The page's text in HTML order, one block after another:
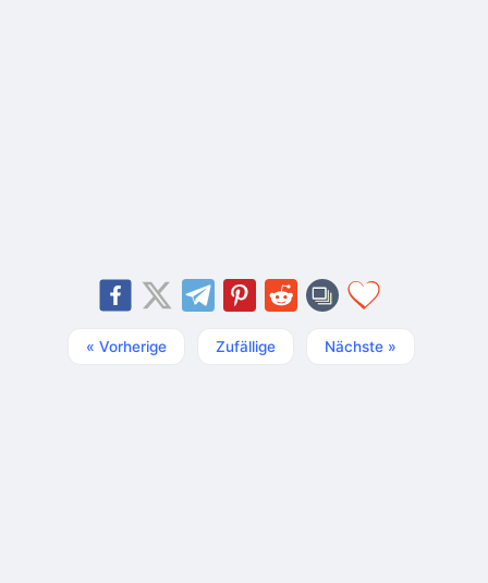
« Vorherige Zufällige Nächste »